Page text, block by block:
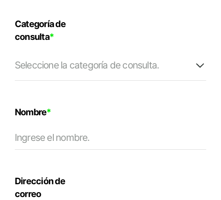
Categoría de
consulta*
Nombre*
Dirección de
correo